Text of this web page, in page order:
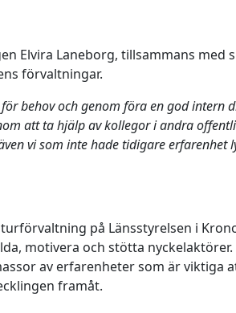
Elvira Laneborg, tillsammans med
förvaltningar.
behov och genom föra en god intern
att ta hjälp av kollegor i andra
vi som inte hade tidigare erfarenhet
på Länsstyrelsen i
motivera och stötta nyckelaktörer.
av erfarenheter som är viktiga
framåt.